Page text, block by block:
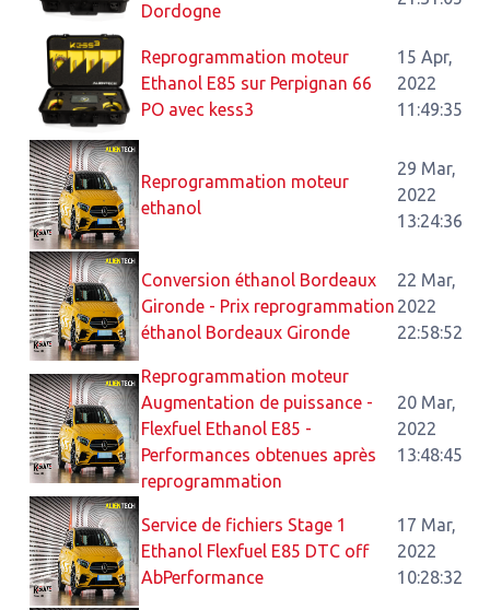
Dordogne
Reprogrammation moteur
Ethanol E85 sur Perpignan 66
PO avec kess3
15 Apr,
2022
11:49:35
Reprogrammation moteur
ethanol
29 Mar,
2022
13:24:36
Conversion éthanol Bordeaux
Gironde - Prix reprogrammation
éthanol Bordeaux Gironde
22 Mar,
2022
22:58:52
Reprogrammation moteur
Augmentation de puissance -
Flexfuel Ethanol E85 -
Performances obtenues après
reprogrammation
20 Mar,
2022
13:48:45
Service de fichiers Stage 1
Ethanol Flexfuel E85 DTC off
AbPerformance
17 Mar,
2022
10:28:32